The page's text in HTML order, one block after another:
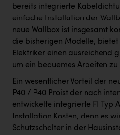
Wirtschaftskammer OÖ
ZULuft - Zukunft Luft Austria
Österreichisches
Wirtschaftskammer OÖ
Dopgas
bereits integrierte
einfache Installation der
neue Wallbox ist insgesamt
die bisherigen Modelle,
Elektriker einen ausreichend
um ein bequemes Arbeiten zu
Ein wesentlicher Vorteil der
P40 / P40 Proist der nach
entwickelte integrierte FI Typ
Installation Kosten, denn es
Schutzschalter in der